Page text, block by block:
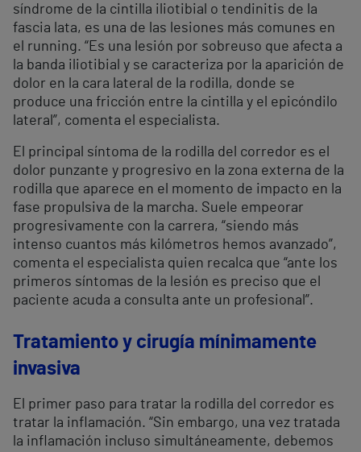
síndrome de la cintilla iliotibial o tendinitis de la
fascia lata, es una de las lesiones más comunes en
el running. “Es una lesión por sobreuso que afecta a
la banda iliotibial y se caracteriza por la aparición de
dolor en la cara lateral de la rodilla, donde se
produce una fricción entre la cintilla y el epicóndilo
lateral”, comenta el especialista.
El principal síntoma de la rodilla del corredor es el
dolor punzante y progresivo en la zona externa de la
rodilla que aparece en el momento de impacto en la
fase propulsiva de la marcha. Suele empeorar
progresivamente con la carrera, “siendo más
intenso cuantos más kilómetros hemos avanzado”,
comenta el especialista quien recalca que “ante los
primeros síntomas de la lesión es preciso que el
paciente acuda a consulta ante un profesional”.
Tratamiento y cirugía mínimamente
invasiva
El primer paso para tratar la rodilla del corredor es
tratar la inflamación. “Sin embargo, una vez tratada
la inflamación incluso simultáneamente, debemos